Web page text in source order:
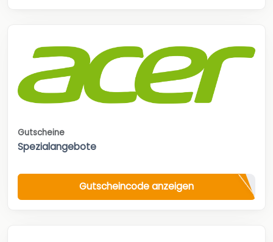
Gutscheine
Spezialangebote
Gutscheincode anzeigen